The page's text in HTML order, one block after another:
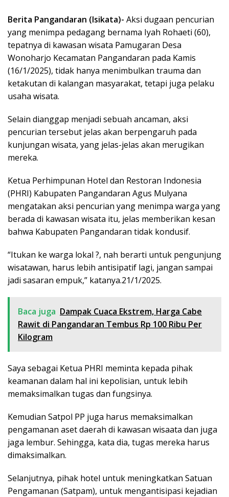
Berita Pangandaran (Isikata)- Aksi dugaan pencurian
yang menimpa pedagang bernama Iyah Rohaeti (60),
tepatnya di kawasan wisata Pamugaran Desa
Wonoharjo Kecamatan Pangandaran pada Kamis
(16/1/2025), tidak hanya menimbulkan trauma dan
ketakutan di kalangan masyarakat, tetapi juga pelaku
usaha wisata.
Selain dianggap menjadi sebuah ancaman, aksi
pencurian tersebut jelas akan berpengaruh pada
kunjungan wisata, yang jelas-jelas akan merugikan
mereka.
Ketua Perhimpunan Hotel dan Restoran Indonesia
(PHRI) Kabupaten Pangandaran Agus Mulyana
mengatakan aksi pencurian yang menimpa warga yang
berada di kawasan wisata itu, jelas memberikan kesan
bahwa Kabupaten Pangandaran tidak kondusif.
“Itukan ke warga lokal ?, nah berarti untuk pengunjung
wisatawan, harus lebih antisipatif lagi, jangan sampai
jadi sasaran empuk,” katanya.21/1/2025.
Baca juga Dampak Cuaca Ekstrem, Harga Cabe
Rawit di Pangandaran Tembus Rp 100 Ribu Per
Kilogram
Saya sebagai Ketua PHRI meminta kepada pihak
keamanan dalam hal ini kepolisian, untuk lebih
memaksimalkan tugas dan fungsinya.
Kemudian Satpol PP juga harus memaksimalkan
pengamanan aset daerah di kawasan wisaata dan juga
jaga lembur. Sehingga, kata dia, tugas mereka harus
dimaksimalkan.
Selanjutnya, pihak hotel untuk meningkatkan Satuan
Pengamanan (Satpam), untuk mengantisipasi kejadian